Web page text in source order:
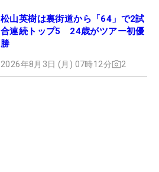
松山英樹は裏街道から「64」で2試
合連続トップ5 24歳がツアー初優
勝
2026年8月3日 (月) 07時12分 2